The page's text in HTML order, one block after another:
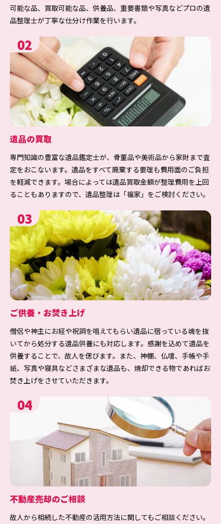
可能な品、買取可能な品、供養品、重要書類や写真などプロの遺
品整理士が丁寧な仕分け作業を行います。
02
遺品の買取
専門知識の豊富な遺品鑑定士が、骨董品や美術品から家財まで査
定をおこないます。遺品をすべて廃棄する要理も費用面のご負担
を軽減できます。場合によっては遺品買取金額が整理費用を上回
ることもありますので、遺品整理は「福家」をご検討ください。
03
ご供養・お焚き上げ
僧侶や神主にお経や祝詞を唱えてもらい遺品に宿っている魂を抜
いてから処分する遺品供養にも対応します。感謝を込めて遺品を
供養することで、故人を偲びます。また、神棚、仏壇、手帳や手
紙、写真や寝具などさまざまな遺品も、焼却できる物であればお
焚き上げをさせていただきます。
04
不動産売却のご相談
故人から相続した不動産の活用方法に関してもご相談ください。